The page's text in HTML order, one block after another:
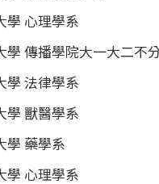
學 心理學系
學 傳播學院大一大二不
學 法律學系
學 獸醫學系
學 藥學系
學 心理學系